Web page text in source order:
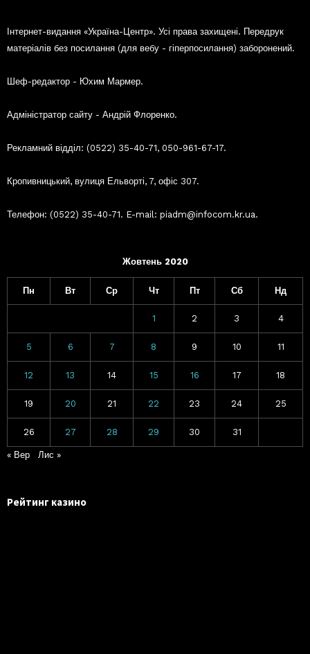
Інтернет-видання «Україна-Центр». Усі права захищені. Передрук
матеріалів без посилання (для вебу - гіперпосилання) заборонений.
Шеф-редактор - Юхим Мармер.
Адміністратор сайту - Андрій Флоренко.
Рекламний відділ: (0522) 35-40-71, 050-961-67-17.
Кропивницький, вулиця Ельворті, 7, офіс 307.
Телефон: (0522) 35-40-71. E-mail: piadm@infocom.kr.ua.
Жовтень 2020
Пн Вт Ср Чт Пт Сб Нд
1 2 3 4
5 6 7 8 9 10 11
12 13 14 15 16 17 18
19 20 21 22 23 24 25
26 27 28 29 30 31
« Вер Лис »
Рейтинг казино